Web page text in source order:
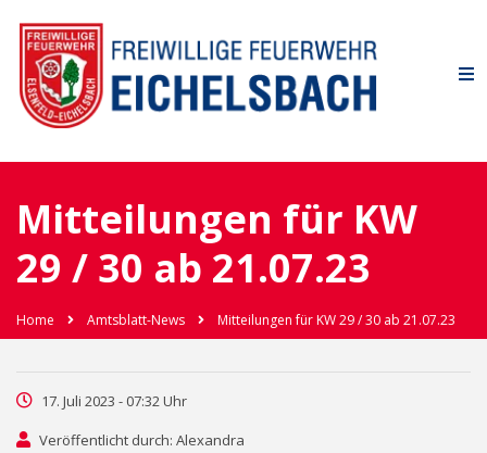
Mitteilungen für KW
29 / 30 ab 21.07.23
Home Amtsblatt-News Mitteilungen für KW 29 / 30 ab 21.07.23
17. Juli 2023 - 07:32 Uhr
Veröffentlicht durch: Alexandra